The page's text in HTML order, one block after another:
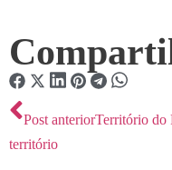
Post anteriorTerritório do
território